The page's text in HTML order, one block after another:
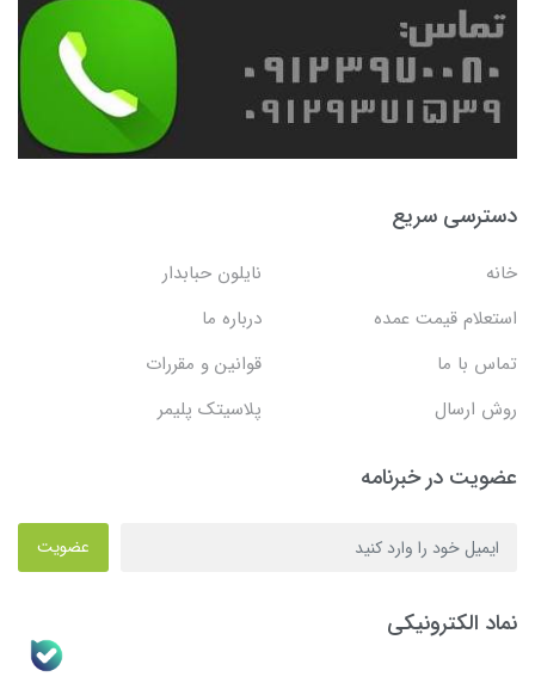
دسترسی سریع
خانه
نایلون حبابدار
استعلام قیمت عمده
درباره ما
تماس با ما
قوانین و مقررات
روش ارسال
پلاسیتک پلیمر
عضویت در خبرنامه
عضویت
نماد الکترونیکی